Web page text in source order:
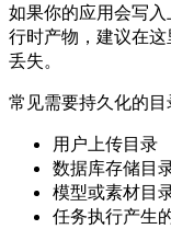
如果你的应用会写
行时产物，建议在
丢失。
常见需要持久化的目
用户上传目录
数据库存储目
模型或素材目
任务执行产生